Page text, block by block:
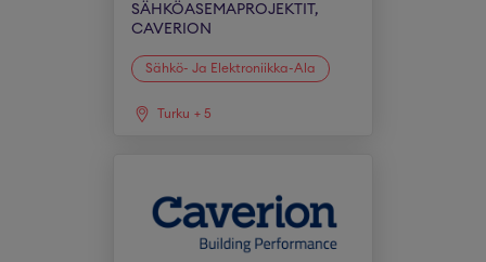
SÄHKÖASEMAPROJEKTIT,
CAVERION
Sähkö- Ja Elektroniikka-Ala
Turku + 5